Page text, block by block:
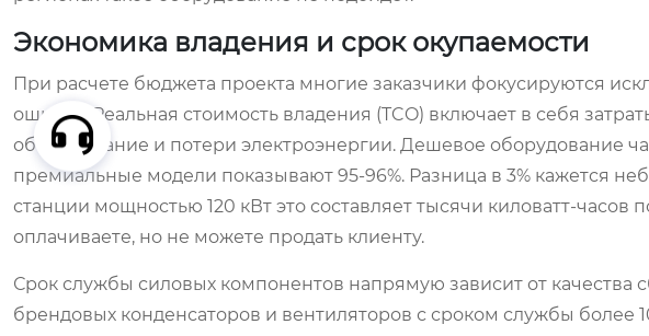
Экономика владения и срок окупаемости
При расчете бюджета проекта многие заказчики фокусируются
ошибка. Реальная стоимость владения (TCO) включает в себя
обслуживание и потери электроэнергии. Дешевое оборудование
премиальные модели показывают 95-96%. Разница в 3% кажется
станции мощностью 120 кВт это составляет тысячи киловатт-часов
оплачиваете, но не можете продать клиенту.
Срок службы силовых компонентов напрямую зависит от качества
брендовых конденсаторов и вентиляторов с сроком службы более